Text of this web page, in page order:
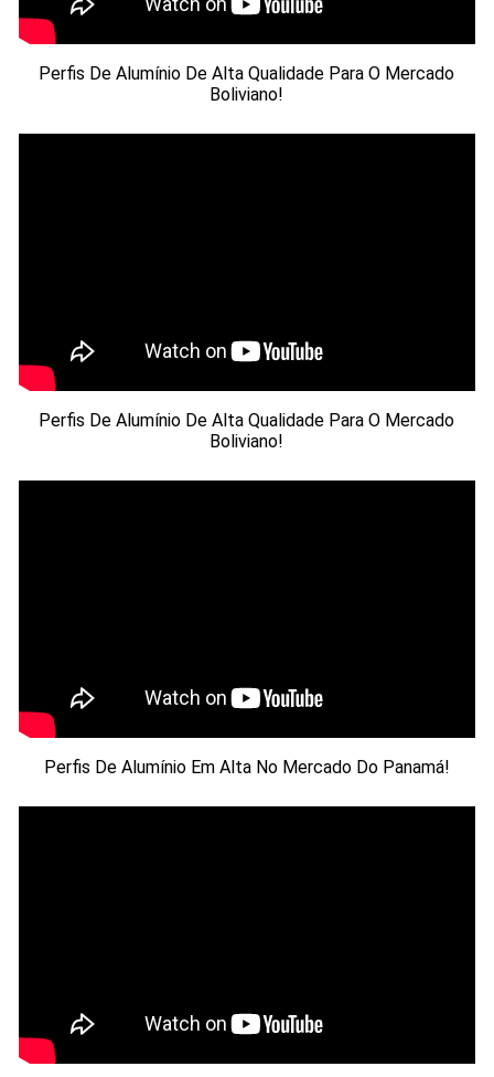
Perfis De Alumínio De Alta Qualidade Para O Mercado
Boliviano!
Perfis De Alumínio De Alta Qualidade Para O Mercado
Boliviano!
Perfis De Alumínio Em Alta No Mercado Do Panamá!